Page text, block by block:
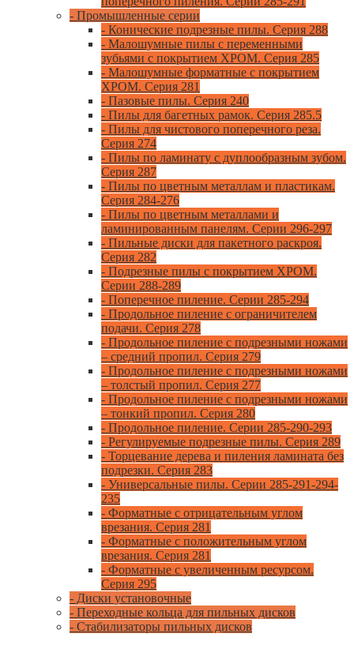
- Промышленные серии
- Конические подрезные пилы. Серия 288
- Малошумные пилы с переменными
зубьями с покрытием ХРОМ. Серия 285
- Малошумные форматные с покрытием
ХРОМ. Серия 281
- Пазовые пилы. Серия 240
- Пилы для багетных рамок. Серия 285.5
- Пилы для чистового поперечного реза.
Серия 274
- Пилы по ламинату с дуплообразным зубом.
Серия 287
- Пилы по цветным металлам и пластикам.
Серия 284-276
- Пилы по цветным металлами и
ламинированным панелям. Серии 296-297
- Пильные диски для пакетного раскроя.
Серия 282
- Подрезные пилы с покрытием ХРОМ.
Серии 288-289
- Поперечное пиление. Серии 285-294
- Продольное пиление с ограничителем
подачи. Серия 278
- Продольное пиление с подрезными ножами
– средний пропил. Серия 279
- Продольное пиление с подрезными ножами
– толстый пропил. Серия 277
- Продольное пиление с подрезными ножами
– тонкий пропил. Серия 280
- Продольное пиление. Серии 285-290-293
- Регулируемые подрезные пилы. Серия 289
- Торцевание дерева и пиления ламината без
подрезки. Серия 283
- Универсальные пилы. Серии 285-291-294-
235
- Форматные с отрицательным углом
врезания. Серия 281
- Форматные с положительным углом
врезания. Серия 281
- Форматные с увеличенным ресурсом.
Серия 295
- Диски установочные
- Переходные кольца для пильных дисков
- Стабилизаторы пильных дисков